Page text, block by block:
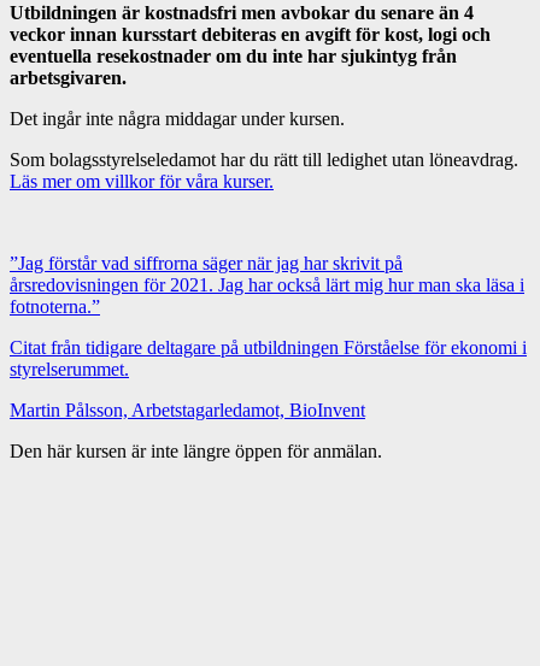
Utbildningen är kostnadsfri men avbokar du senare än 4
veckor innan kursstart debiteras en avgift för kost, logi och
eventuella resekostnader om du inte har sjukintyg från
arbetsgivaren.
Det ingår inte några middagar under kursen.
Som bolagsstyrelseledamot har du rätt till ledighet utan löneavdrag.
Läs mer om villkor för våra kurser.
”Jag förstår vad siffrorna säger när jag har skrivit på
årsredovisningen för 2021. Jag har också lärt mig hur man ska läsa i
fotnoterna.”
Citat från tidigare deltagare på utbildningen Förståelse för ekonomi i
styrelserummet.
Martin Pålsson, Arbetstagarledamot, BioInvent
Den här kursen är inte längre öppen för anmälan.